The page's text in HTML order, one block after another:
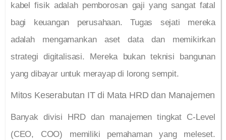
kabel fisik adalah pemborosan gaji yang sangat fatal
bagi keuangan perusahaan. Tugas sejati mereka
adalah mengamankan aset data dan memikirkan
strategi digitalisasi. Mereka bukan teknisi bangunan
yang dibayar untuk merayap di lorong sempit.
Mitos Keserabutan IT di Mata HRD dan Manajemen
Banyak divisi HRD dan manajemen tingkat C-Level
(CEO, COO) memiliki pemahaman yang meleset.